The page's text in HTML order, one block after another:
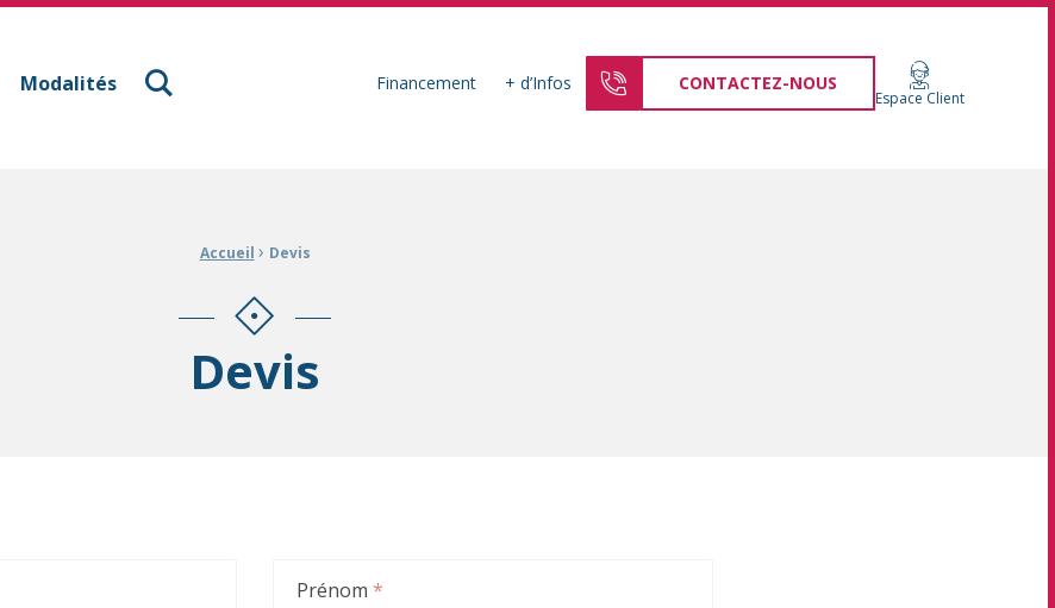
Modalités Financement + d’Infos CONTACTEZ-NOUS
Espace Client
Accueil › Devis
Devis
Prénom *